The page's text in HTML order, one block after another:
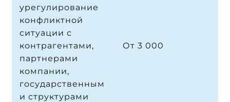
урегулирование
конфликтной
ситуации с
контрагентами,
партнерами
компании,
государственным
и структурами
От 3 000